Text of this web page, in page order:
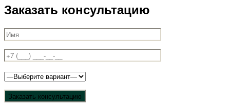
Заказать консультацию